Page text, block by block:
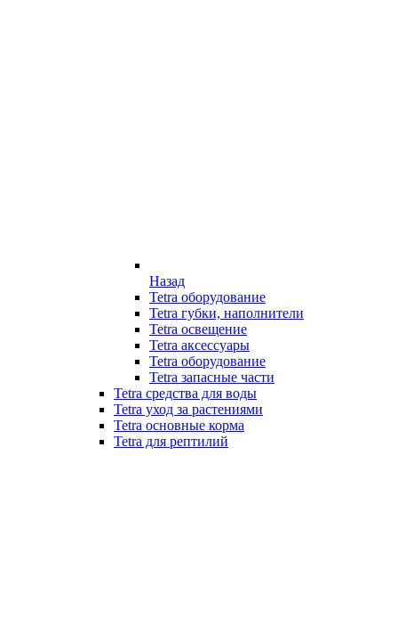
Назад
Tetra оборудование
Tetra губки, наполнители
Tetra освещение
Tetra аксессуары
Tetra оборудование
Tetra запасные части
Tetra средства для воды
Tetra уход за растениями
Tetra основные корма
Tetra для рептилий